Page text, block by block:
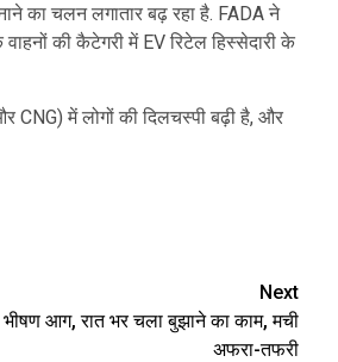
का चलन लगातार बढ़ रहा है. FADA ने
की कैटेगरी में EV रिटेल हिस्सेदारी के
CNG) में लोगों की दिलचस्पी बढ़ी है, और
Next
आग, रात भर चला बुझाने का काम, मची
अफरा-तफरी